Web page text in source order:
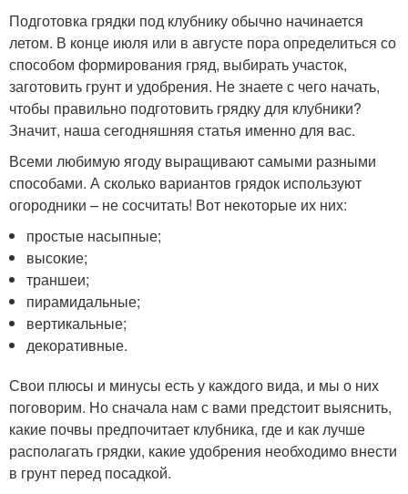
Подготовка грядки под клубнику обычно начинается
летом. В конце июля или в августе пора определиться со
способом формирования гряд, выбирать участок,
заготовить грунт и удобрения. Не знаете с чего начать,
чтобы правильно подготовить грядку для клубники?
Значит, наша сегодняшняя статья именно для вас.
Всеми любимую ягоду выращивают самыми разными
способами. А сколько вариантов грядок используют
огородники – не сосчитать! Вот некоторые их них:
простые насыпные;
высокие;
траншеи;
пирамидальные;
вертикальные;
декоративные.
Свои плюсы и минусы есть у каждого вида, и мы о них
поговорим. Но сначала нам с вами предстоит выяснить,
какие почвы предпочитает клубника, где и как лучше
располагать грядки, какие удобрения необходимо внести
в грунт перед посадкой.